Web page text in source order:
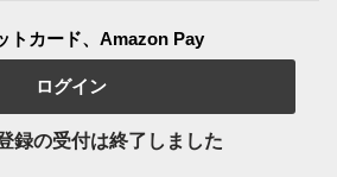
トカード、Amazon Pay
ログイン
録の受付は終了しました